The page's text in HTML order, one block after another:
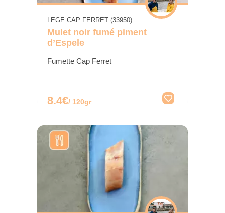
LEGE CAP FERRET (33950)
Mulet noir fumé piment
d’Espele
Fumette Cap Ferret
8.4€/ 120gr